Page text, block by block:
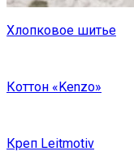
Хлопковое шитье
Коттон «Kenzo»
Креп Leitmotiv